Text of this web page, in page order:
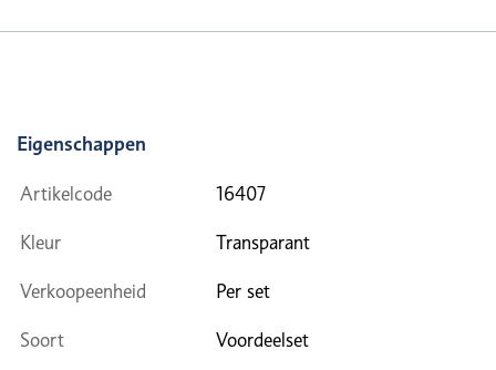
Eigenschappen
Artikelcode 16407
Kleur Transparant
Verkoopeenheid Per set
Soort Voordeelset